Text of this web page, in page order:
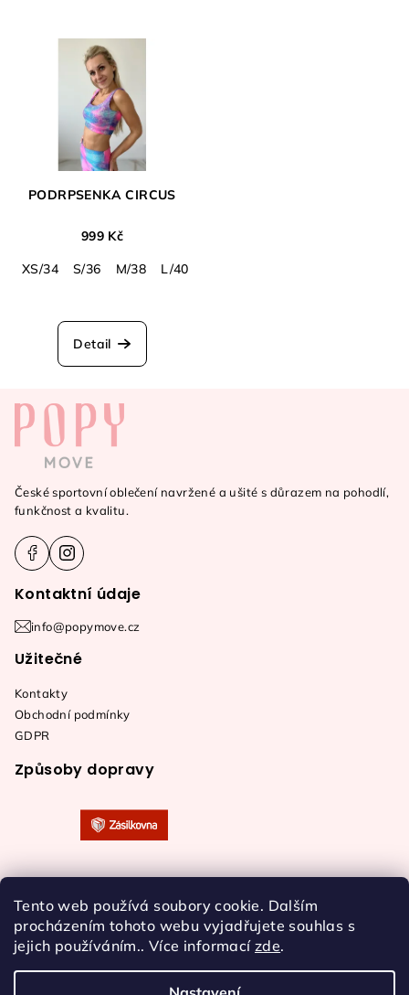
Tento web používá soubory cookie. Dalším
procházením tohoto webu vyjadřujete souhlas s
jejich používáním.. Více informací zde.
PODRPSENKA CIRCUS
999 Kč
XS/34
S/36 M/38 L/40
Detail
České sportovní oblečení navržené a ušité s důrazem na pohodlí,
funkčnost a kvalitu.
Kontaktní údaje
info@popymove.cz
Užitečné
Kontakty
Obchodní podmínky
GDPR
Způsoby dopravy